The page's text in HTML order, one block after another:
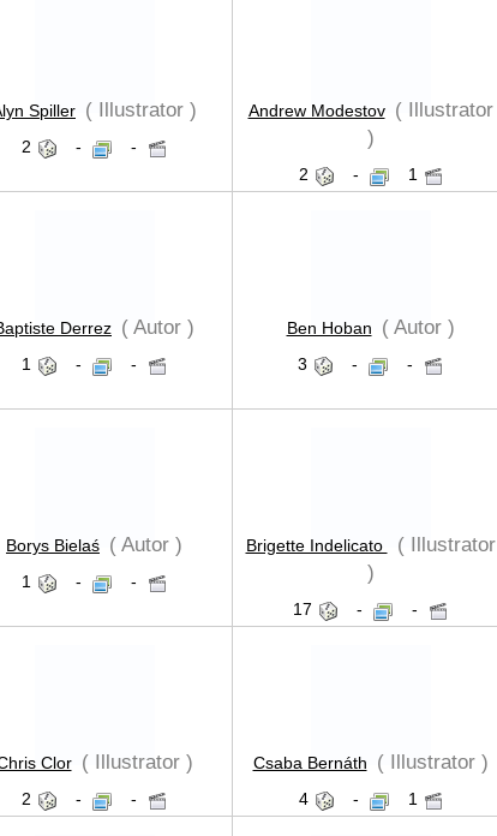
Spiller ( Illustrator )
2 - -
Andrew Modestov ( Illustrator
)
2 - 1
Derrez ( Autor )
1 - -
Ben Hoban ( Autor )
3 - -
Borys Bielaś ( Autor )
1 - -
Brigette Indelicato
( Illustrator
)
17 - -
Clor ( Illustrator )
2 - -
Csaba Bernáth ( Illustrator )
4 - 1